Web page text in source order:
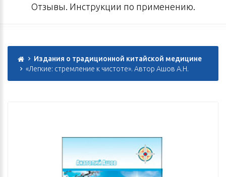
Отзывы. Инструкции по применению.
Издания о традиционной китайской медицине
«Легкие: стремление к чистоте». Автор Ашов А.Н.